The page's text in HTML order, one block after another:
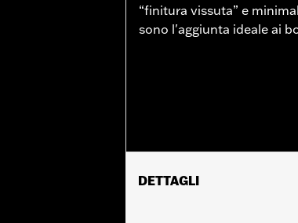
“finitura vissuta” e
sono l'aggiunta ideale ai
DETTAGLI